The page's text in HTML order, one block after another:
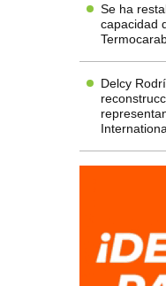
Se ha
capacidad
Delcy